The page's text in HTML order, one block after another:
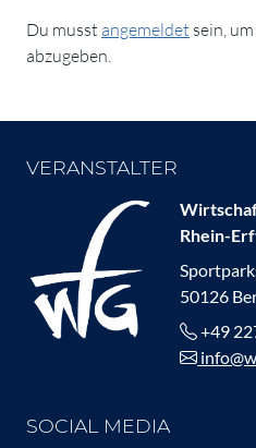
Du musst angemeldet sein,
abzugeben.
VERANSTALTER
Rhein-
50126
+49
SOCIAL MEDIA